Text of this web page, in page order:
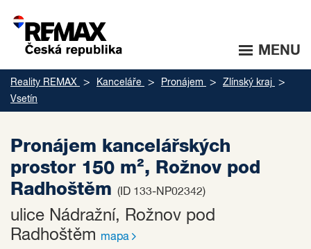
MENU
Reality REMAX Kanceláře Pronájem
Zlínský kraj
Vsetín
Pronájem kancelářských
prostor 150 m², Rožnov pod
Radhoštěm (ID 133-NP02342)
ulice Nádražní, Rožnov pod
Radhoštěm mapa